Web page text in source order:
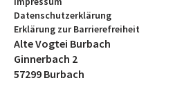
Datenschutzerklärung
Erklärung zur Barrierefreiheit
Alte Vogtei Burbach
Ginnerbach 2
57299 Burbach